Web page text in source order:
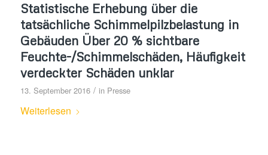
Statistische Erhebung über die
tatsächliche Schimmelpilzbelastung in
Gebäuden Über 20 % sichtbare
Feuchte-/Schimmelschäden, Häufigkeit
verdeckter Schäden unklar
13. September 2016 / in Presse
Weiterlesen